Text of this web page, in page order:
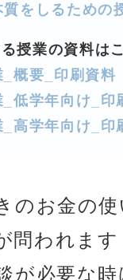
質をしるための
授業の資料は
_概要_印刷資料
_低学年向け_印
_高学年向け_印
のお金の
問われます
が必要な時